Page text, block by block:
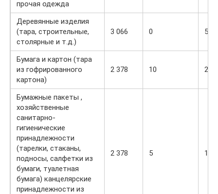
прочая одежда
Деревянные изделия
(тара, строительные,
столярные и т.д.)
3 066 0 5
Бумага и картон (тара
из гофрированного
картона)
2 378 10 20
Бумажные пакеты ,
хозяйственные
санитарно-
гигиенические
принадлежности
(тарелки, стаканы,
подносы, салфетки из
бумаги, туалетная
бумага) канцелярские
принадлежности из
2 378 5 10